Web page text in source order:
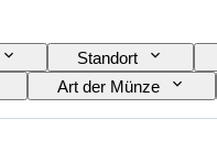
Standort
Art der Münze